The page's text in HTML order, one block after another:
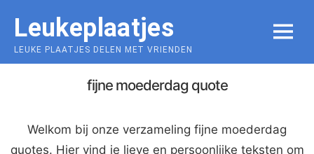
content
Leukeplaatjes
LEUKE PLAATJES DELEN MET VRIENDEN
MENU
fijne moederdag quote
Welkom bij onze verzameling fijne moederdag
quotes. Hier vind je lieve en persoonlijke teksten om